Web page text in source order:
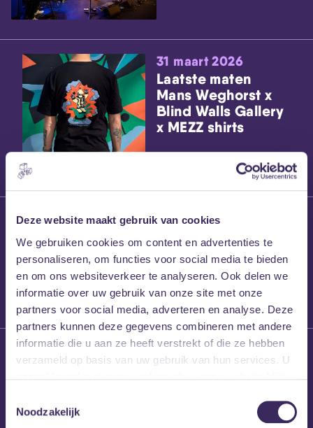
Deze website maakt gebruik van cookies
We gebruiken cookies om content en advertenties te
personaliseren, om functies voor social media te bieden
en om ons websiteverkeer te analyseren. Ook delen we
informatie over uw gebruik van onze site met onze
partners voor social media, adverteren en analyse. Deze
partners kunnen deze gegevens combineren met andere
informatie die u aan ze heeft verstrekt of die ze hebben
verzameld op basis van uw gebruik van hun services. U
Noodzakelijk
31 maart 2026
Laatste maten
Mans Weghorst x
Blind Walls Gallery
x MEZZ shirts
27 maart 2026
Willem’s Blog:
Frans Kalf
26 maart 2026
Willem’s Blog: High